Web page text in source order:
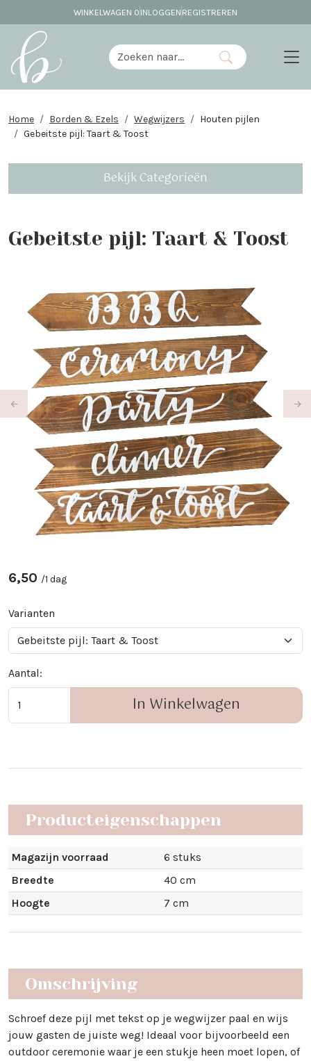
WINKELWAGEN 0 INLOGGEN REGISTREREN
Home Borden & Ezels Wegwijzers
Houten pijlen
Gebeitste pijl: Taart & Toost
Bekijk Categorieën
Gebeitste pijl: Taart & Toost
6,50 /1 dag
Varianten
Aantal:
In Winkelwagen
Previous
Producteigenschappen
Magazijn voorraad
6 stuks
Breedte
40 cm
Hoogte
7 cm
Omschrijving
Schroef deze pijl met tekst op je wegwijzer paal en wijs
jouw gasten de juiste weg! Ideaal voor bijvoorbeeld een
outdoor ceremonie waar je een stukje heen moet lopen, of